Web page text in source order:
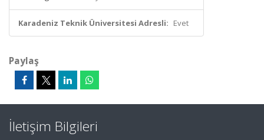
Karadeniz Teknik Üniversitesi Adresli: Evet
Paylaş
İletişim Bilgileri